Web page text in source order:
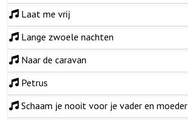
Laat me vrij
Lange zwoele nachten
Naar de caravan
Petrus
Schaam je nooit voor je vader en moeder